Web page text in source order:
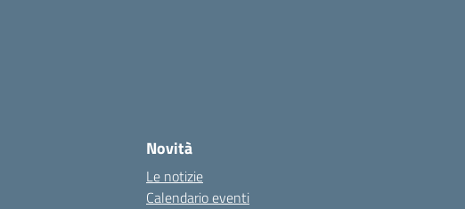
Novità
Le notizie
Calendario eventi